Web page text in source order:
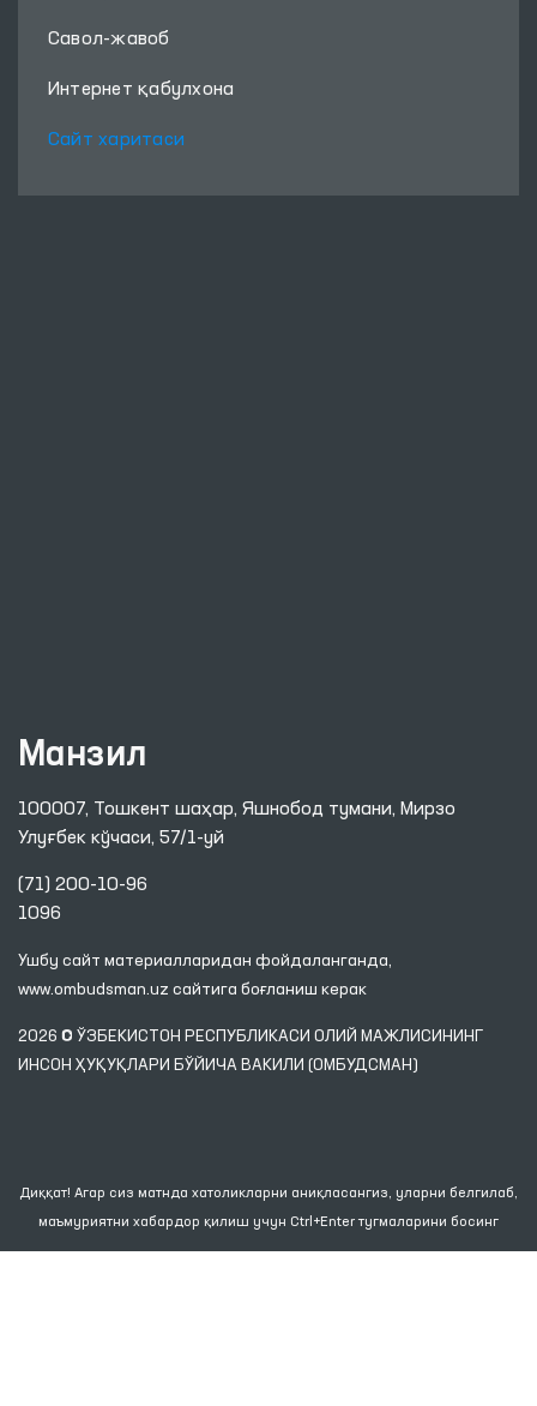
Савол-жавоб
Интернет қабулхона
Сайт харитаси
Манзил
100007, Тошкент шаҳар, Яшнобод тумани, Мирзо
Улуғбек кўчаси, 57/1-уй
(71) 200-10-96
1096
Ушбу сайт материалларидан фойдаланганда,
www.ombudsman.uz сайтига боғланиш керак
2026 © ЎЗБЕКИСТОН РЕСПУБЛИКАСИ ОЛИЙ МАЖЛИСИНИНГ
ИНСОН ҲУҚУҚЛАРИ БЎЙИЧА ВАКИЛИ (ОМБУДСМАН)
Диққат! Агар сиз матнда хатоликларни аниқласангиз, уларни белгилаб,
маъмуриятни хабардор қилиш учун Ctrl+Enter тугмаларини босинг